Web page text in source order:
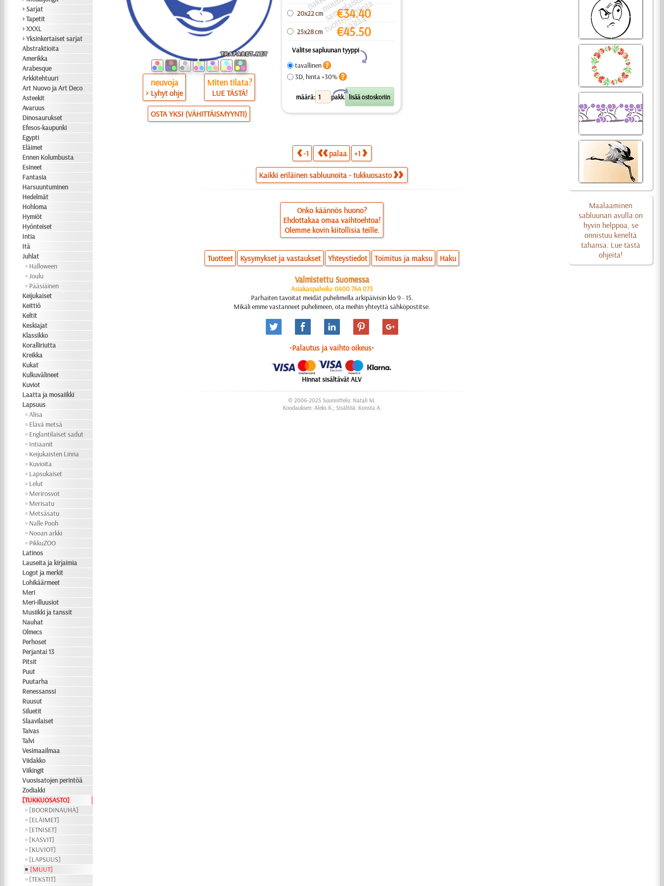
> Sarjat
> Tapetit
> XXXL
> Yksinkertaiset sarjat
Abstraktioita
Amerikka
Arabesque
Arkkitehtuuri
Art Nuovo ja Art Deco
Asteekit
Avaruus
Dinosaurukset
Efesos-kaupunki
Egypti
Eläimet
Ennen Kolumbusta
Esineet
Fantasia
Harsuuntuminen
Hedelmät
Hohloma
Hymiöt
Hyönteiset
Intia
Itä
Juhlat
Halloween
Joulu
Pääsiäinen
Keijukaiset
Keittiö
Keltit
Keskiajat
Klassikko
Koralliriutta
Kreikka
Kukat
Kulkuvälineet
Kuviot
Laatta ja mosaiikki
Lapsuus
Alisa
Elävä metsä
Englantilaiset sadut
Intiaanit
Keijukaisten Linna
Kuvioita
Lapsukaiset
Lelut
Merirosvot
Merisatu
Metsäsatu
Nalle Pooh
Nooan arkki
PikkuZOO
Latinos
Lauseita ja kirjaimia
Logot ja merkit
Lohikäärmeet
Meri
Meri-illuusiot
Musiikki ja tanssit
Nauhat
Olmecs
Perhoset
Perjantai 13
Pitsit
Puut
Puutarha
Renessanssi
Ruusut
Siluetit
Slaavilaiset
Taivas
Talvi
Vesimaailmaa
Viidakko
Viikingit
Vuosisatojen perintöä
Zodiakki
[TUKKUOSASTO]
[BOORDINAUHA]
[ELÄIMET]
[ETNISET]
[KASVIT]
[KUVIOT]
[LAPSUUS]
[MUUT]
[TEKSTIT]
Maalaaminen
sabluunan avulla on
hyvin helppoa, se
onnistuu keneltä
tahansa. Lue tästä
ohjeita!
neuvoja
> Lyhyt ohje
Miten tilata?
LUE TÄSTÄ!
OSTA YKSI (VÄHITTÄISMYYNTI)
a
a
u
a
s
ai
a
ei
a
ä
20x22 cm €34.40
25x28 cm €45.50
Valitse sapluunan tyyppi
Y
tavallinen
3D, hinta +30%
määrä: pakk.
X
-1 palaa +1
Kaikki eriläinen sabluunoita - tukkuosasto
Onko käännös huono?
Ehdottakaa omaa vaihtoehtoa!
Olemme kovin kiitollisia teille.
Tuotteet Kysymykset ja vastaukset Yhteystiedot Toimitus ja maksu Haku
Valmistettu Suomessa
Asiakaspalvelu: 0400 764 075
Parhaiten tavoitat meidät puhelimella arkipäivisin klo 9 - 15.
Mikäli emme vastanneet puhelimeen, ota meihin yhteyttä sähköpostitse.
•Palautus ja vaihto oikeus•
Hinnat sisältävät ALV
© 2006-2025 Suunnittelu: Natali M.
Koodauksen: Aleks K.; Sisältöä: Konsta A.